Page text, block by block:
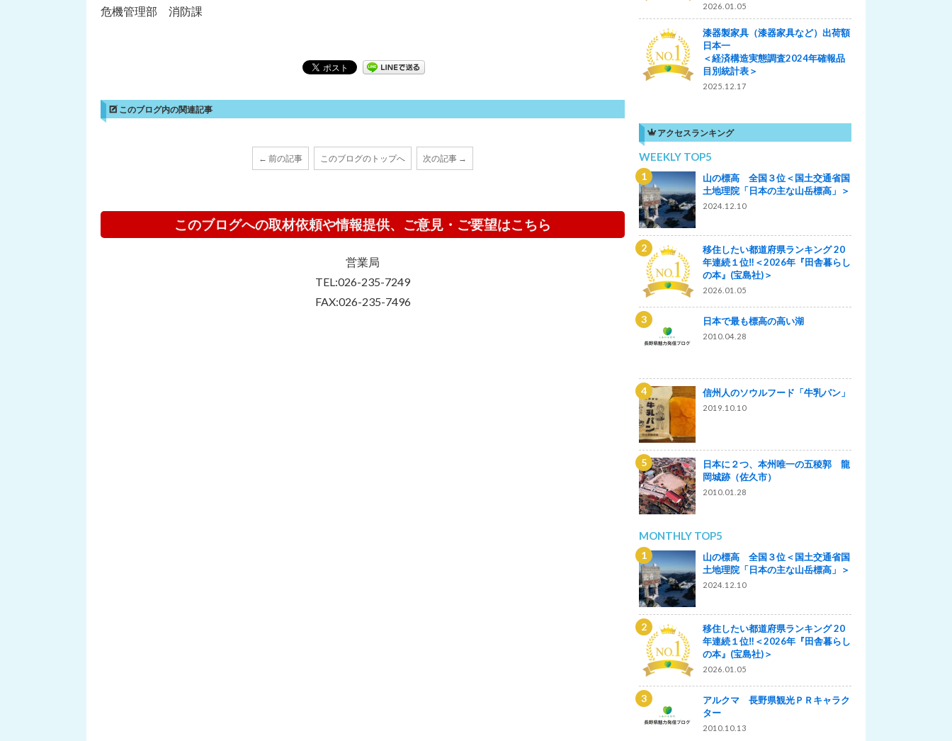
危機管理部 消防課
このブログ内の関連記事
← 前の記事 このブログのトップへ 次の記事 →
このブログへの取材依頼や情報提供、ご意見・ご要望はこちら
営業局
TEL:026-235-7249
FAX:026-235-7496
2026.01.05
漆器製家具（漆器家具など）出荷額
日本一
＜経済構造実態調査2024年確報品
目別統計表＞
2025.12.17
アクセスランキング
WEEKLY TOP5
山の標高 全国３位＜国土交通省国
土地理院「日本の主な山岳標高」＞
2024.12.10
移住したい都道府県ランキング 20
年連続１位‼＜2026年『田舎暮らし
の本』(宝島社)＞
2026.01.05
日本で最も標高の高い湖
2010.04.28
信州人のソウルフード「牛乳パン」
2019.10.10
日本に２つ、本州唯一の五稜郭 龍
岡城跡（佐久市）
2010.01.28
MONTHLY TOP5
山の標高 全国３位＜国土交通省国
土地理院「日本の主な山岳標高」＞
2024.12.10
移住したい都道府県ランキング 20
年連続１位‼＜2026年『田舎暮らし
の本』(宝島社)＞
2026.01.05
アルクマ 長野県観光ＰＲキャラク
ター
2010.10.13